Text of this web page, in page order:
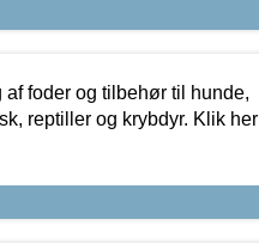
foder og tilbehør til hunde,
reptiller og krybdyr. Klik her